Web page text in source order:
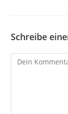
Schreibe
Kommentar